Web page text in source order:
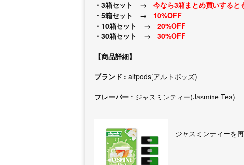
・3箱セット → 今なら3箱まとめ買いすると
・5箱セット → 10%OFF
・10箱セット → 20%OFF
・30箱セット → 30%OFF
【商品詳細】
ブランド : altpods(アルトポッズ)
フレーバー : ジャスミンティー(Jasmine Tea)
ジャスミンティーを